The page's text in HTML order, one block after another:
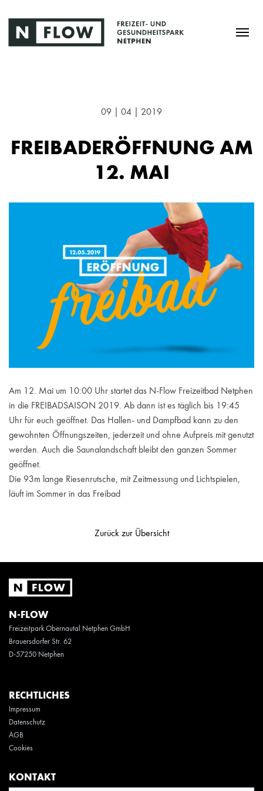
09 | 04 | 2019
FREIBADERÖFFNUNG AM
12. MAI
Am 12. Mai um 10:00 Uhr startet das N-Flow Freizeitbad Netphen
in die FREIBADSAISON 2019. Ab dann ist es täglich bis 19:45
Uhr für euch geöffnet. Das Hallen- und Dampfbad kann zu den
gewohnten Öffnungszeiten, jederzeit und ohne Aufpreis mit genutzt
werden. Auch die Saunalandschaft bleibt den ganzen Sommer
geöffnet.
Die 93m lange Riesenrutsche, mit Zeitmessung und Lichtspielen,
läuft im Sommer in das Freibad
Zurück zur Übersicht
N-FLOW
Freizeitpark Obernautal Netphen GmbH
Brauersdorfer Str. 62
D-57250 Netphen
RECHTLICHES
Impressum
Datenschutz
AGB
Cookies
KONTAKT